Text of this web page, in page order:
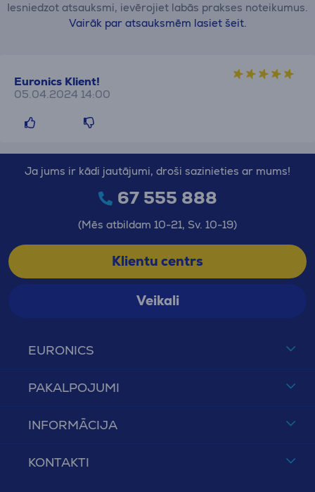
Iesniedzot atsauksmi, ievērojiet labās prakses noteikumus.
Vairāk par atsauksmēm lasiet šeit.
Euronics Klient!
05.04.2024 14:00
EURONICS
PAKALPOJUMI
INFORMĀCIJA
KONTAKTI
Ja jums ir kādi jautājumi, droši sazinieties ar mums!
67 555 888
(Mēs atbildam 10-21, Sv. 10-19)
Klientu centrs
Veikali